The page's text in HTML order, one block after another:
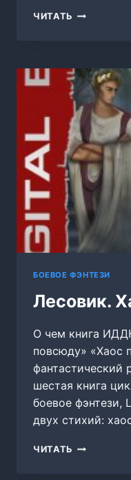
ЧИТАТЬ ЗАХАНД.
БОЕВОЕ ФЭНТЕЗИ
Лесовик.
О чем книга
повсюду» «Хаос
фантастический
шестая книга
боевое фэнтези,
двух стихий:
ЧИТАТЬ ЛЕСОВИК.